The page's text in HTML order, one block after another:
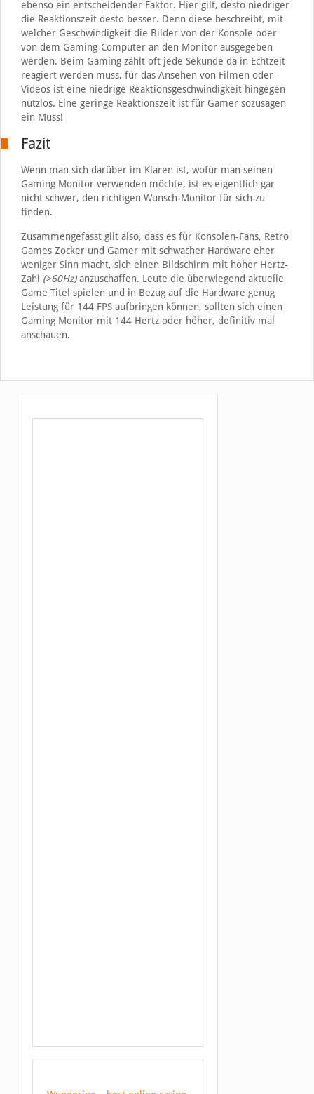
ebenso ein entscheidender Faktor. Hier gilt, desto niedriger
die Reaktionszeit desto besser. Denn diese beschreibt, mit
welcher Geschwindigkeit die Bilder von der Konsole oder
von dem Gaming-Computer an den Monitor ausgegeben
werden. Beim Gaming zählt oft jede Sekunde da in Echtzeit
reagiert werden muss, für das Ansehen von Filmen oder
Videos ist eine niedrige Reaktionsgeschwindigkeit hingegen
nutzlos. Eine geringe Reaktionszeit ist für Gamer sozusagen
ein Muss!
Fazit
Wenn man sich darüber im Klaren ist, wofür man seinen
Gaming Monitor verwenden möchte, ist es eigentlich gar
nicht schwer, den richtigen Wunsch-Monitor für sich zu
finden.
Zusammengefasst gilt also, dass es für Konsolen-Fans, Retro
Games Zocker und Gamer mit schwacher Hardware eher
weniger Sinn macht, sich einen Bildschirm mit hoher Hertz-
Zahl (>60Hz)anzuschaffen. Leute die überwiegend aktuelle
Game Titel spielen und in Bezug auf die Hardware genug
Leistung für 144 FPS aufbringen können, sollten sich einen
Gaming Monitor mit 144 Hertz oder höher, definitiv mal
anschauen.